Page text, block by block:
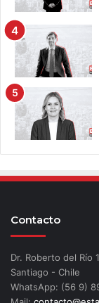
Contacto
Dr. Roberto del Río
Santiago - Chile
WhatsApp: (56 9)